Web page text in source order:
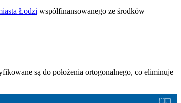
Łodzi współfinansowanego ze środków
są do położenia ortogonalnego, co eliminuje